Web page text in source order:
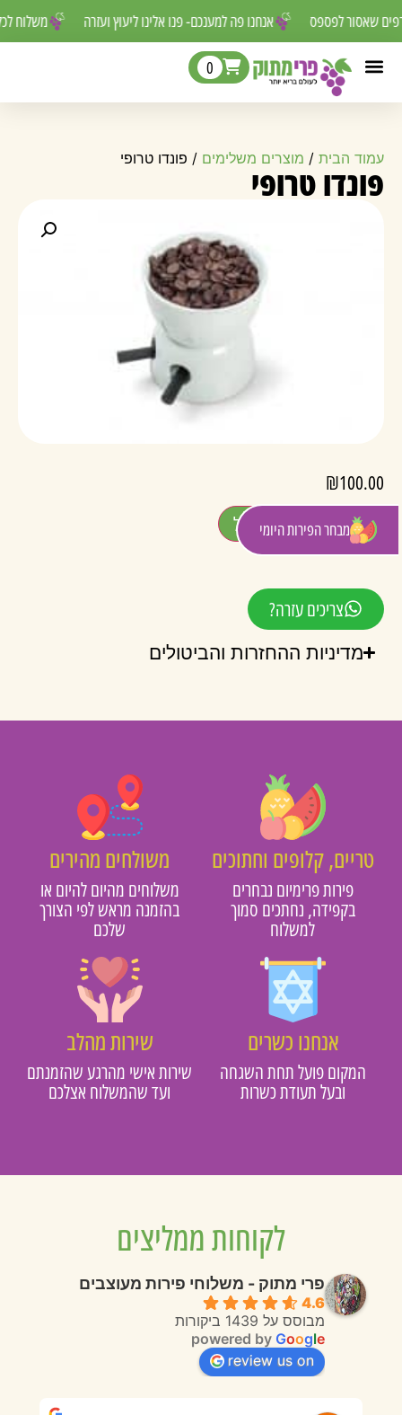
משלוח אנחנו פה למענכם- פנו אלינו ליעוץ ועזרה שאסור לפספס
מבחר הפירות היומי
0
עמוד הבית/ מוצרים משלימים/ פונדו טרופי
פונדו טרופי
₪100.00
הוספה לסל
צריכים עזרה?
מדיניות ההחזרות והביטולים
טריים, קלופים וחתוכים
פירות פרימיום נבחרים
בקפידה, נחתכים סמוך
למשלוח
משולחים מהירים
משלוחים מהיום להיום או
בהזמנה מראש לפי הצורך
שלכם
אנחנו כשרים
המקום פועל תחת השגחה
ובעל תעודת כשרות
שירות מהלב
שירות אישי מהרגע שהזמנתם
ועד שהמשלוח אצלכם
לקוחות ממליצים
פרי מתוק - משלוחי פירות מעוצבים
4.6
מבוסס על 1439 ביקורות
powered byGoogle
review us on